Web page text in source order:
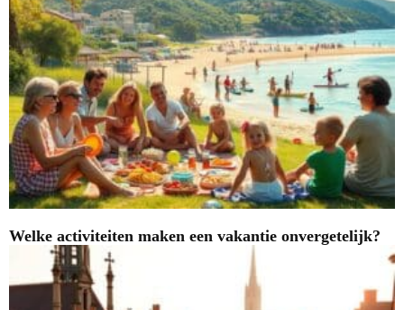
Welke activiteiten maken een vakantie onvergetelijk?